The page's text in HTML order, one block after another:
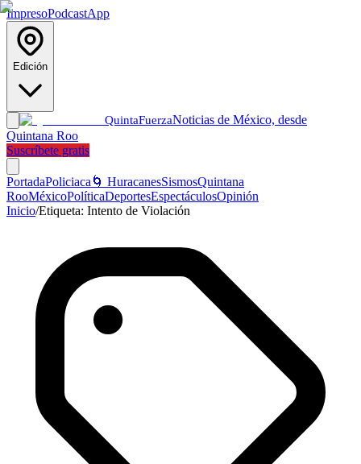
ImpresoPodcastApp
Edición
QuintaFuerzaNoticias de México, desde
Quintana Roo
Suscríbete gratis
PortadaPoliciaca 🌀 HuracanesSismosQuintana
RooMéxicoPolíticaDeportesEspectáculosOpinión
Inicio/Etiqueta: Intento de Violación